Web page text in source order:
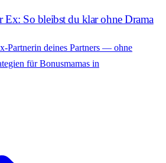
Ex: So bleibst du klar ohne Drama
Partnerin deines Partners — ohne
für Bonusmamas in